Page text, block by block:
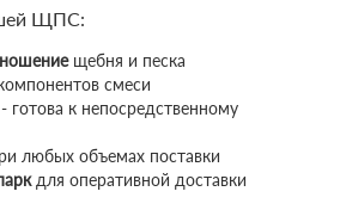
ЩПС:
щебня и песка
смеси
готова к непосредственному
любых объемах поставки
для оперативной доставки